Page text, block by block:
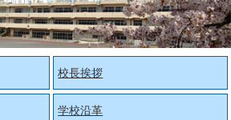
校長挨拶
学校沿革